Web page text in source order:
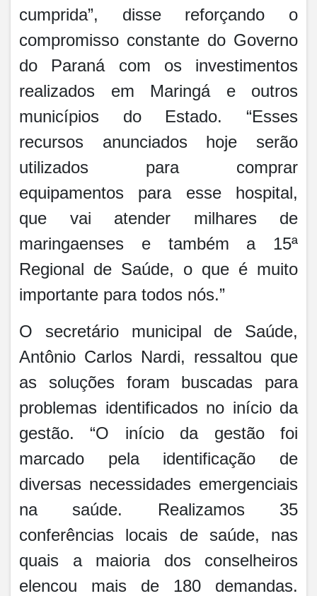
cumprida”, disse reforçando o
compromisso constante do Governo
do Paraná com os investimentos
realizados em Maringá e outros
municípios do Estado. “Esses
recursos anunciados hoje serão
utilizados para comprar
equipamentos para esse hospital,
que vai atender milhares de
maringaenses e também a 15ª
Regional de Saúde, o que é muito
importante para todos nós.”
O secretário municipal de Saúde,
Antônio Carlos Nardi, ressaltou que
as soluções foram buscadas para
problemas identificados no início da
gestão. “O início da gestão foi
marcado pela identificação de
diversas necessidades emergenciais
na saúde. Realizamos 35
conferências locais de saúde, nas
quais a maioria dos conselheiros
elencou mais de 180 demandas.